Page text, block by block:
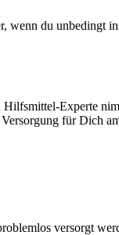
wenn du unbedingt
Experte
für Dich
versorgt